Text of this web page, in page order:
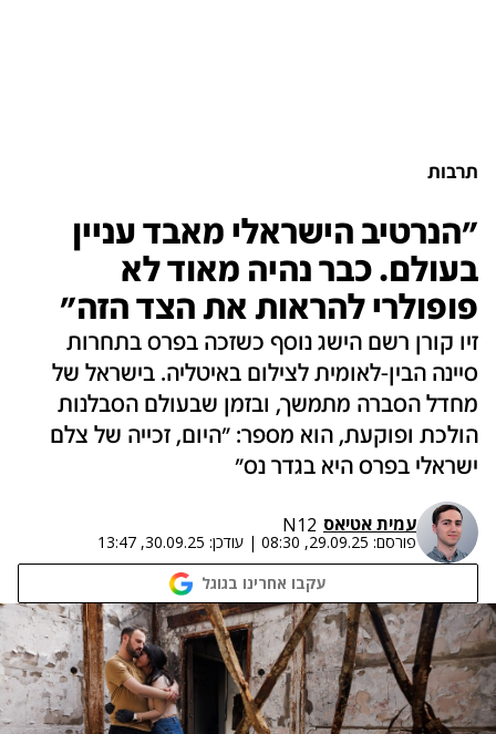
תרבות
"הנרטיב הישראלי מאבד עניין
בעולם. כבר נהיה מאוד לא
פופולרי להראות את הצד הזה"
זיו קורן רשם הישג נוסף כשזכה בפרס בתחרות
סיינה הבין-לאומית לצילום באיטליה. בישראל של
מחדל הסברה מתמשך, ובזמן שבעולם הסבלנות
הולכת ופוקעת, הוא מספר: "היום, זכייה של צלם
ישראלי בפרס היא בגדר נס"
עמית אטיאס N12
פורסם: 29.09.25, 08:30
| עודכן: 30.09.25, 13:47
עקבו אחרינו בגוגל